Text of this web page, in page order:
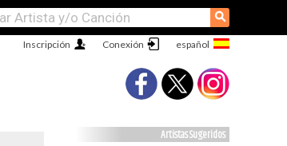
⚲
Conexión
Inscripción
Artistas Sugeridos